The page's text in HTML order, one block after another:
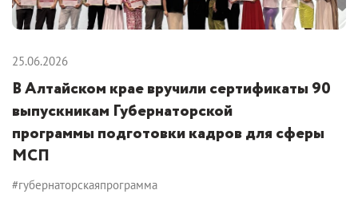
25.06.2026
В Алтайском крае вручили сертификаты 90
выпускникам Губернаторской
программы подготовки кадров для сферы
МСП
#губернаторскаяпрограмма